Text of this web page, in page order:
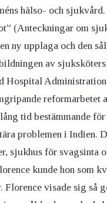
hälso- och
(Anteckningar om
ny upplaga och den
av
Hospital
reformarbetet
tid bestämmande
problemen i Indien.
sjukhus för svagsinta
kunde hon som
Florence visade sig